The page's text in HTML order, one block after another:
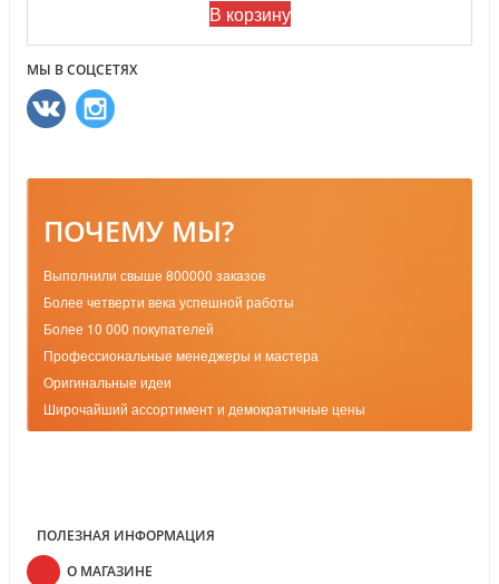
В корзину
МЫ В СОЦСЕТЯХ
ПОЧЕМУ МЫ?
Выполнили свыше 800000 заказов
Более четверти века успешной работы
Более 10 000 покупателей
Профессиональные менеджеры и мастера
Оригинальные идеи
Широчайший ассортимент и демократичные цены
ПОЛЕЗНАЯ ИНФОРМАЦИЯ
О МАГАЗИНЕ